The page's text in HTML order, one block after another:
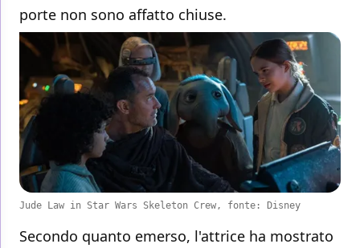
porte non sono affatto chiuse.
Jude Law in Star Wars Skeleton Crew, fonte: Disney
Secondo quanto emerso, l'attrice ha mostrato